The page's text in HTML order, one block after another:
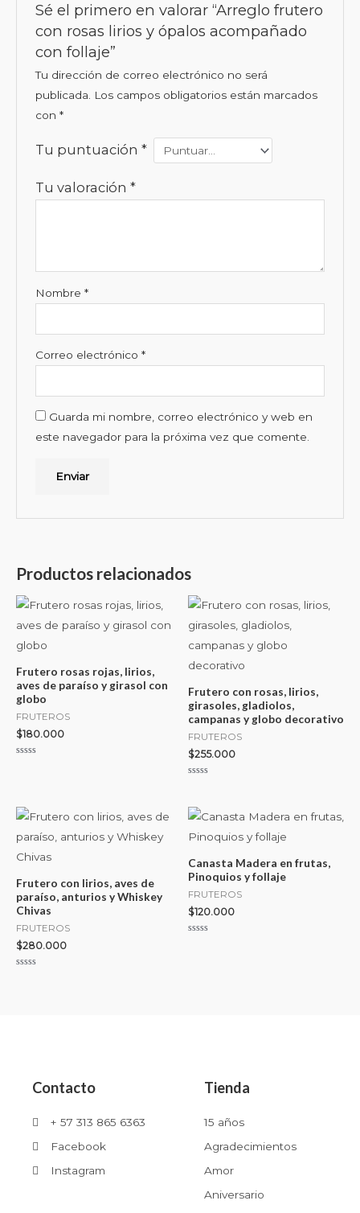
Sé el primero en valorar “Arreglo frutero
con rosas lirios y ópalos acompañado
con follaje”
Tu dirección de correo electrónico no será
publicada. Los campos obligatorios están marcados
con *
Tu puntuación *
Tu valoración *
Nombre *
Correo electrónico *
Guarda mi nombre, correo electrónico y web en
este navegador para la próxima vez que comente.
Productos relacionados
Frutero rosas rojas, lirios,
aves de paraíso y girasol con
globo
FRUTEROS
$180.000
Frutero con rosas, lirios,
girasoles, gladiolos,
campanas y globo decorativo
FRUTEROS
$255.000
de
5
Frutero con lirios, aves de
paraíso, anturios y Whiskey
Chivas
FRUTEROS
$280.000
Canasta Madera en frutas,
Pinoquios y follaje
FRUTEROS
$120.000
Contacto
+ 57 313 865 6363
Facebook
Instagram
Tienda
15 años
Agradecimientos
Amor
Aniversario